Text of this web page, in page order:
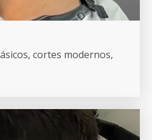
cortes modernos,